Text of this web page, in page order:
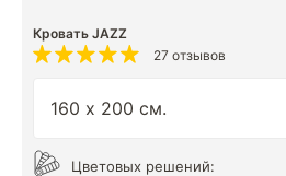
Кровать JAZZ
27 отзывов
Цветовых решений: